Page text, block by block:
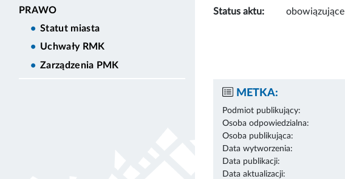
PRAWO
Statut miasta
Uchwały RMK
Zarządzenia PMK
Status aktu: obowiązujące
METKA:
Podmiot publikujący:
Osoba odpowiedzialna:
Osoba publikująca:
Data wytworzenia:
Data publikacji:
Data aktualizacji: